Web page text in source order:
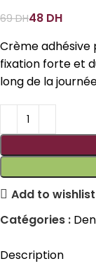
69DH48 DH
Crème adhésive
fixation forte et
long de la
Add to wishlist
Catégories :
Description